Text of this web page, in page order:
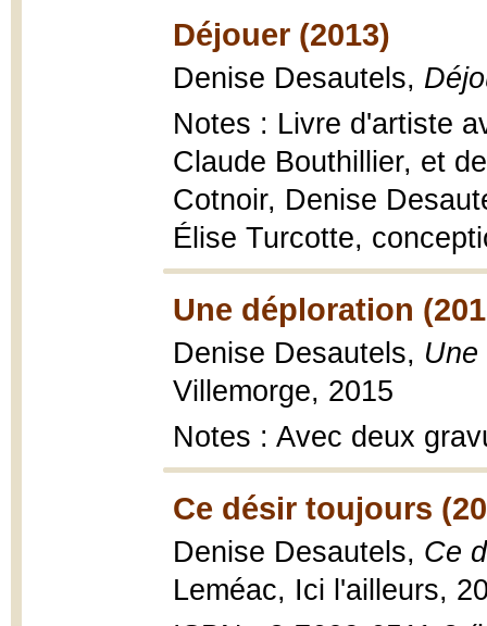
Déjouer (2013)
Denise Desautels,
Notes : Livre d'artiste
Claude Bouthillier, et
Cotnoir, Denise
Élise Turcotte,
Une déploration
Denise Desautels, Une
Villemorge, 2015
Notes : Avec deux
Ce désir toujours
Denise Desautels, Ce
Leméac, Ici l'ailleurs,